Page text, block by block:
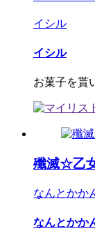
イシル
イシル
お菓子を貰
殲滅☆乙
なんとかか
なんとかか